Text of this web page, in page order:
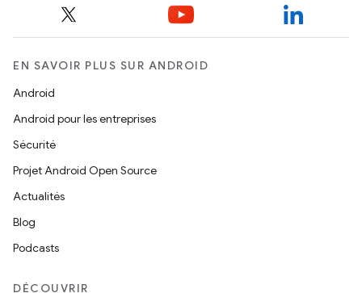
EN SAVOIR PLUS SUR ANDROID
Android
Android pour les entreprises
Sécurité
Projet Android Open Source
Actualités
Blog
Podcasts
DÉCOUVRIR